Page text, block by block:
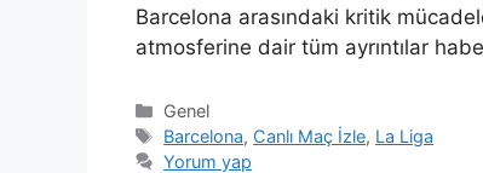
Barcelona arasındaki kritik
atmosferine dair tüm ayrıntılar
Kategoriler
Genel
Etiketler
Barcelona, Canlı Maç İzle, La Liga
Yorum yap